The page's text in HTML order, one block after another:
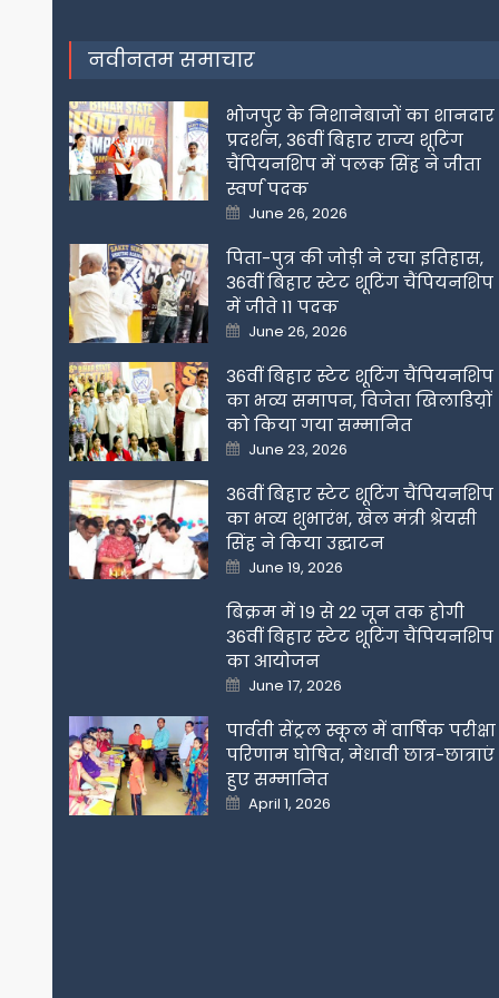
नवीनतम समाचार
भोजपुर के निशानेबाजों का शानदार
प्रदर्शन, 36वीं बिहार राज्य शूटिंग
चैंपियनशिप में पलक सिंह ने जीता
स्वर्ण पदक
Posted
on
June 26, 2026
पिता-पुत्र की जोड़ी ने रचा इतिहास,
36वीं बिहार स्टेट शूटिंग चैंपियनशिप
में जीते 11 पदक
Posted
on
June 26, 2026
36वीं बिहार स्टेट शूटिंग चैंपियनशिप
का भव्य समापन, विजेता खिलाडिय़ों
को किया गया सम्मानित
Posted
on
June 23, 2026
36वीं बिहार स्टेट शूटिंग चैंपियनशिप
का भव्य शुभारंभ, खेल मंत्री श्रेयसी
सिंह ने किया उद्घाटन
Posted
on
June 19, 2026
बिक्रम में 19 से 22 जून तक होगी
36वीं बिहार स्टेट शूटिंग चैंपियनशिप
का आयोजन
Posted
on
June 17, 2026
पार्वती सेंट्रल स्कूल में वार्षिक परीक्षा
परिणाम घोषित, मेधावी छात्र-छात्राएं
हुए सम्मानित
Posted
on
April 1, 2026